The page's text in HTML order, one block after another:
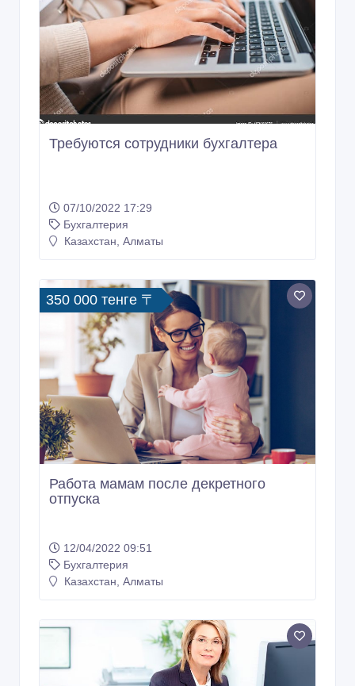
Требуются сотрудники бухгалтера
07/10/2022 17:29
Бухгалтерия
Казахстан, Алматы
350 000 тенге 〒
Работа мамам после декретного
отпуска
12/04/2022 09:51
Бухгалтерия
Казахстан, Алматы